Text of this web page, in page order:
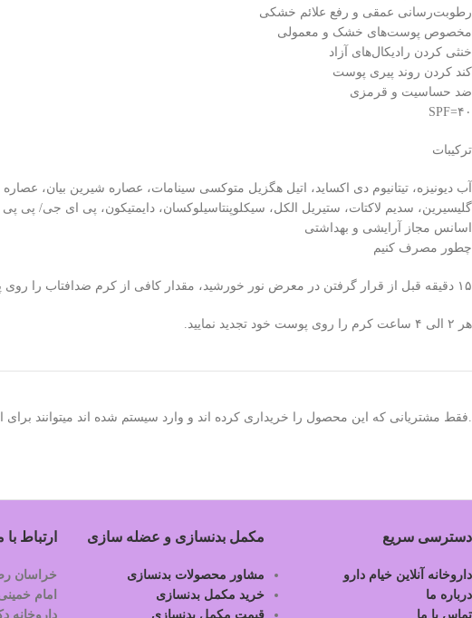
رطوبت‌رسانی عمقی و رفع علائم خشکی
مخصوص پوست‌های خشک و معمولی
خنثی کردن رادیکال‌های آزاد
کند کردن روند پیری پوست
ضد حساسیت و قرمزی
SPF=۴۰
ترکیبات
اسانس مجاز آرایشی و بهداشتی
چطور مصرف کنیم
۱۵ دقیقه قبل از قرار گرفتن در معرض نور خورشید، مقدار کافی از کرم ضدافتاب را روی پوست خود بمالید.
هر ۲ الی ۴ ساعت کرم را روی پوست خود تجدید نمایید.
.فقط مشتریانی که این محصول را خریداری کرده اند و وارد سیستم شده اند میتوانند برای
دسترسی سریع
داروخانه آنلاین خیام دارو
درباره ما
تماس با ما
مکمل بدنسازی و عضله سازی
مشاور محصولات بدنسازی
خرید مکمل بدنسازی
قیمت مکمل بدنسازی
ارتباط با
خراسان
امام
داروخانه